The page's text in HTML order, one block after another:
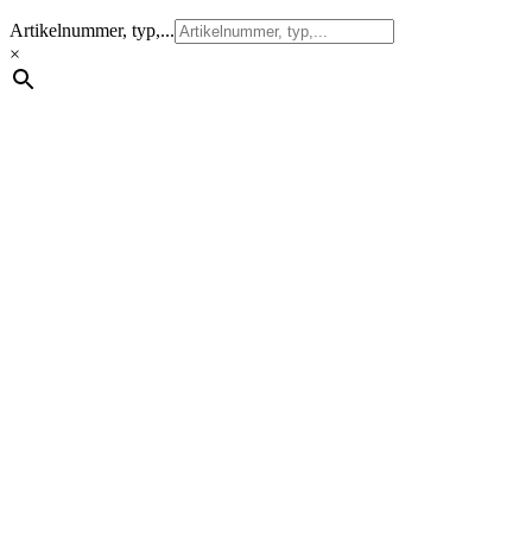
Artikelnummer, typ,...
×